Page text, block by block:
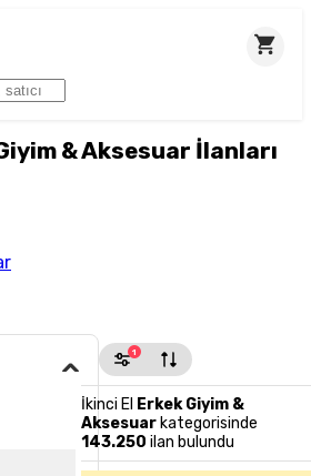
& Aksesuar İlanları
1
İkinci El Erkek Giyim &
Aksesuarkategorisinde
143.250 ilan bulundu